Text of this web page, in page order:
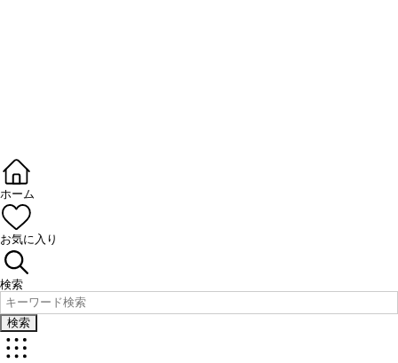
ホーム
お気に入り
検索
検索